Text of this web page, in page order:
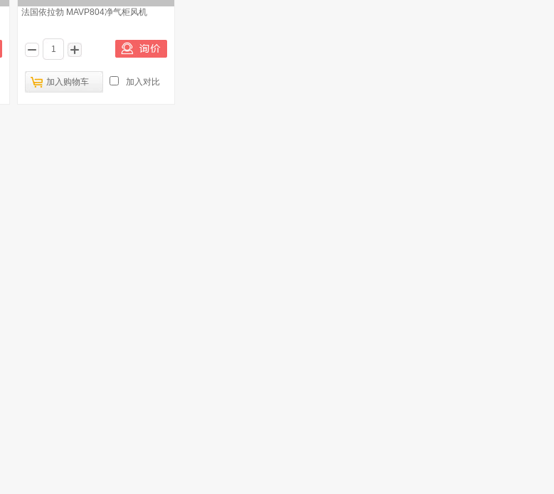
法国依拉勃 MAVP804净气柜风机
加入购物车 加入对比